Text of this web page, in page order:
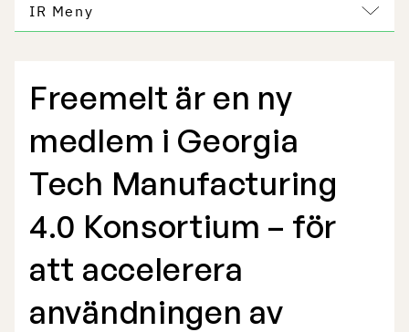
IR Meny
Freemelts verksamhet
Marknadspotential
Årsredovisning
Freemelt är en ny
medlem i Georgia
Tech Manufacturing
4.0 Konsortium – för
att accelerera
användningen av